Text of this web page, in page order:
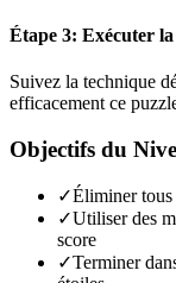
Étape 3: Exécuter
Suivez la technique
efficacement ce
Objectifs du
✓Éliminer tous
✓Utiliser des
score
✓Terminer